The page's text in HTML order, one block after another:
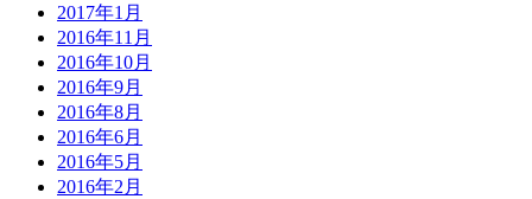
2017年1月
2016年11月
2016年10月
2016年9月
2016年8月
2016年6月
2016年5月
2016年2月